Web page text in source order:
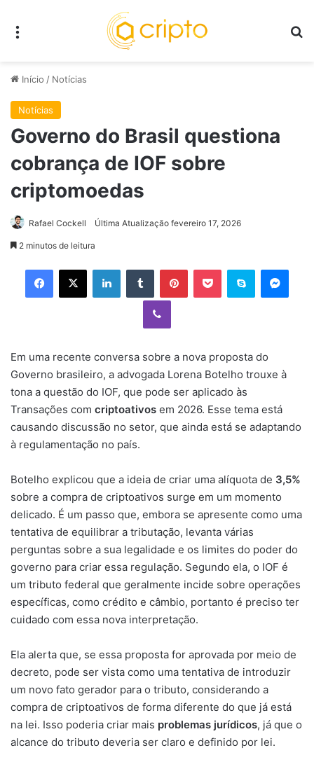
Início / Notícias
Notícias
Governo do Brasil questiona
cobrança de IOF sobre
criptomoedas
Rafael Cockell Última Atualização fevereiro 17, 2026
2 minutos de leitura
Facebook
X LinkedinTumblr PinterestPocket Skype
Viber
Em uma recente conversa sobre a nova proposta do
Governo brasileiro, a advogada Lorena Botelho trouxe à
tona a questão do IOF, que pode ser aplicado às
Transações com criptoativos em 2026. Esse tema está
causando discussão no setor, que ainda está se adaptando
à regulamentação no país.
Botelho explicou que a ideia de criar uma alíquota de 3,5%
sobre a compra de criptoativos surge em um momento
delicado. É um passo que, embora se apresente como uma
tentativa de equilibrar a tributação, levanta várias
perguntas sobre a sua legalidade e os limites do poder do
governo para criar essa regulação. Segundo ela, o IOF é
um tributo federal que geralmente incide sobre operações
específicas, como crédito e câmbio, portanto é preciso ter
cuidado com essa nova interpretação.
Ela alerta que, se essa proposta for aprovada por meio de
decreto, pode ser vista como uma tentativa de introduzir
um novo fato gerador para o tributo, considerando a
compra de criptoativos de forma diferente do que já está
na lei. Isso poderia criar mais problemas jurídicos, já que o
alcance do tributo deveria ser claro e definido por lei.